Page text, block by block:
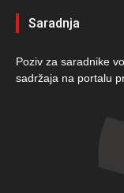
Saradnja
Poziv za saradnike
sadržaja na portalu